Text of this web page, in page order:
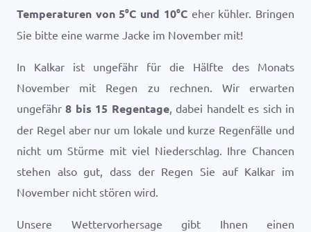
Temperaturen von5°C und 10°Ceher kühler. Bringen
Sie bitte eine warme Jacke im November mit!
In Kalkar ist ungefähr für die Hälfte des Monats
November mit Regen zu rechnen. Wir erwarten
ungefähr8 bis 15 Regentage, dabei handelt es sich in
der Regel aber nur um lokale und kurze Regenfälle und
nicht um Stürme mit viel Niederschlag. Ihre Chancen
stehen also gut, dass der Regen Sie auf Kalkar im
November nicht stören wird.
Unsere Wettervorhersage gibt Ihnen einen